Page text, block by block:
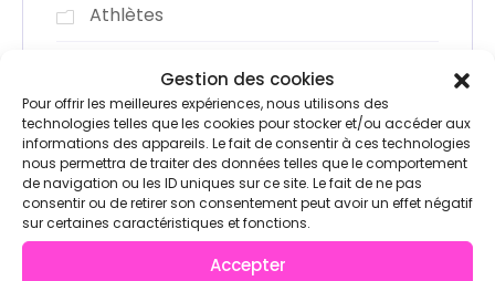
Gestion des cookies
Pour offrir les meilleures expériences, nous utilisons des
technologies telles que les cookies pour stocker et/ou accéder aux
informations des appareils. Le fait de consentir à ces technologies
nous permettra de traiter des données telles que le comportement
de navigation ou les ID uniques sur ce site. Le fait de ne pas
consentir ou de retirer son consentement peut avoir un effet négatif
sur certaines caractéristiques et fonctions.
Accepter
Athlètes
Compétition
Exercice Crossfit
Hyrox